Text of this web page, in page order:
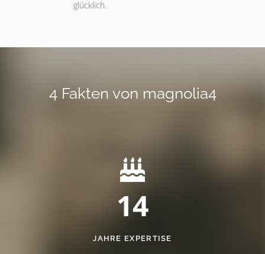
glücklich.
4 Fakten von magnolia4
14
JAHRE EXPERTISE